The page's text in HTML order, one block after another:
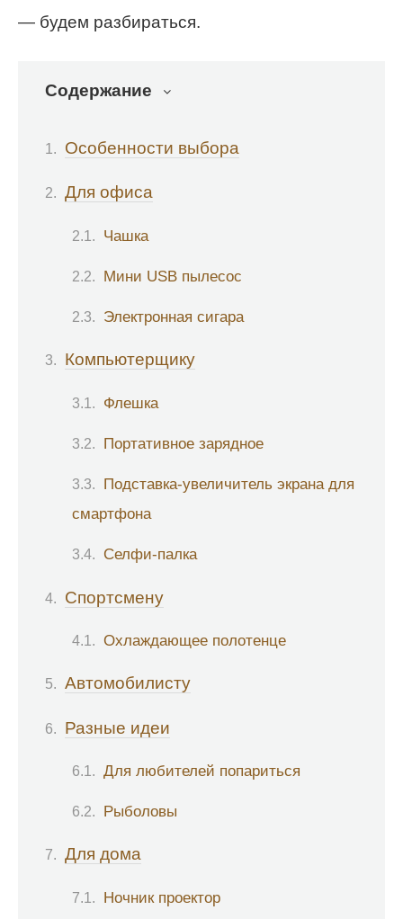
— будем разбираться.
Содержание
Особенности выбора
Для офиса
Чашка
Мини USB пылесос
Электронная сигара
Компьютерщику
Флешка
Портативное зарядное
Подставка-увеличитель экрана для
смартфона
Селфи-палка
Спортсмену
Охлаждающее полотенце
Автомобилисту
Разные идеи
Для любителей попариться
Рыболовы
Для дома
Ночник проектор